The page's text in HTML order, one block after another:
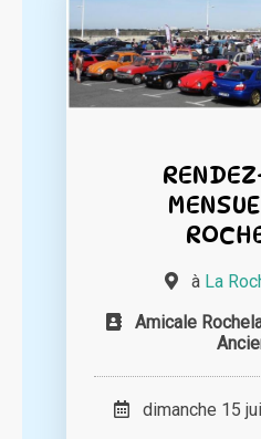
à La
Amicale
dimanche 15